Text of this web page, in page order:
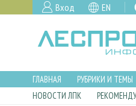
Вход EN
ГЛАВНАЯ РУБРИКИ И ТЕМЫ
НОВОСТИ ЛПК